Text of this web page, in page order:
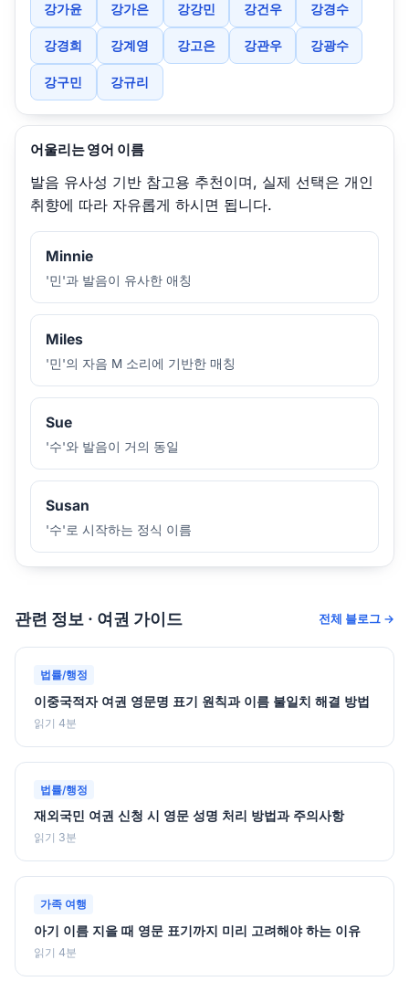
강가윤 강가은 강강민 강건우 강경수
강경희 강계영 강고은 강관우 강광수
강구민 강규리
어울리는 영어 이름
발음 유사성 기반 참고용 추천이며, 실제 선택은 개인
취향에 따라 자유롭게 하시면 됩니다.
Minnie
'민'과 발음이 유사한 애칭
Miles
'민'의 자음 M 소리에 기반한 매칭
Sue
'수'와 발음이 거의 동일
Susan
'수'로 시작하는 정식 이름
관련 정보 · 여권 가이드 전체 블로그 →
법률/행정
이중국적자 여권 영문명 표기 원칙과 이름 불일치 해결 방법
읽기 4분
법률/행정
재외국민 여권 신청 시 영문 성명 처리 방법과 주의사항
읽기 3분
가족 여행
아기 이름 지을 때 영문 표기까지 미리 고려해야 하는 이유
읽기 4분